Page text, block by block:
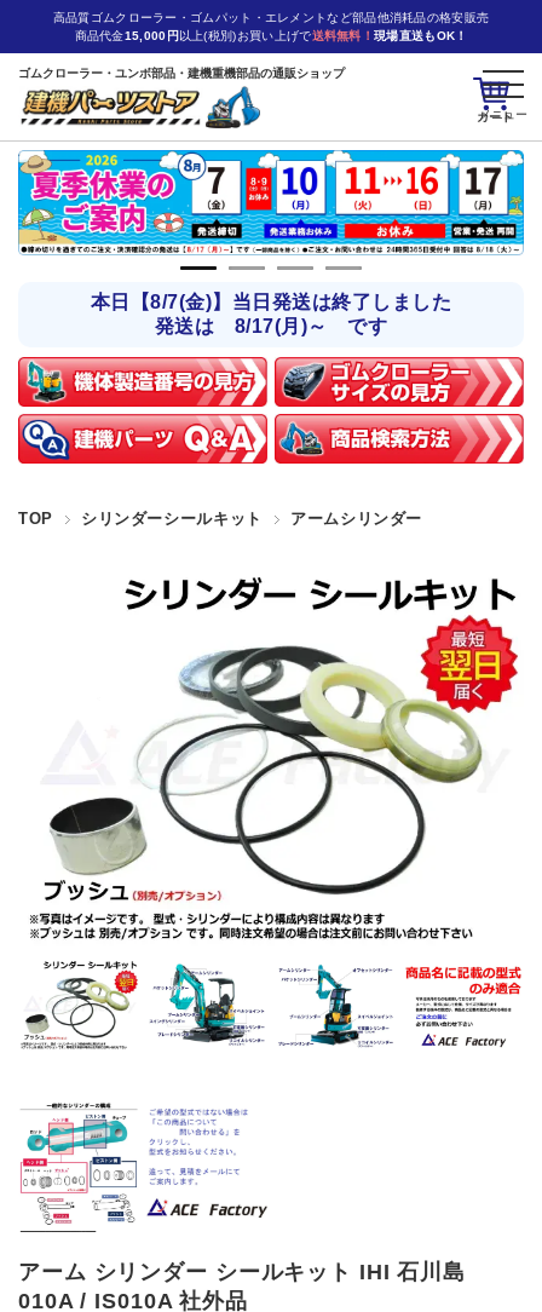
カート
高品質ゴムクローラー・ゴムパット・エレメントなど部品他消耗品の格安販売
商品代金15,000円 以上(税別)お買い上げで送料無料！ 現場直送もOK！
ゴムクローラー・ユンボ部品・建機重機部品の通販ショップ
本日【8/7(金)】当日発送は終了しました
発送は 8/17(月)～ です
TOP シリンダーシールキット アームシリンダー
アーム シリンダー シールキット IHI 石川島
010A / IS010A 社外品